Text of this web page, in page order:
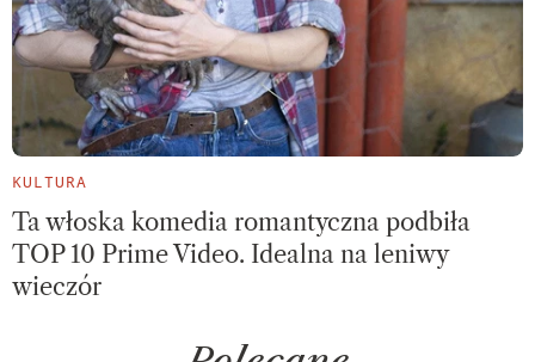
KULTURA
Ta włoska komedia romantyczna podbiła
TOP 10 Prime Video. Idealna na leniwy
wieczór